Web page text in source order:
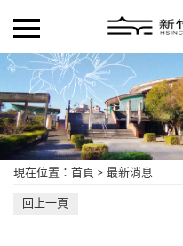
現在位置 ： 首頁 > 最新消息
回上一頁